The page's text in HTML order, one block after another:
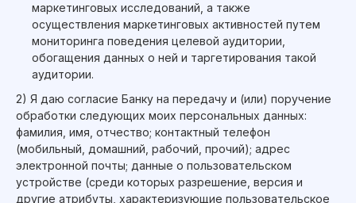
маркетинговых исследований, а также
осуществления маркетинговых активностей путем
мониторинга поведения целевой аудитории,
обогащения данных о ней и таргетирования такой
аудитории.
2) Я даю согласие Банку на передачу и (или) поручение
обработки следующих моих персональных данных:
фамилия, имя, отчество; контактный телефон
(мобильный, домашний, рабочий, прочий); адрес
электронной почты; данные о пользовательском
устройстве (среди которых разрешение, версия и
другие атрибуты, характеризующие пользовательское